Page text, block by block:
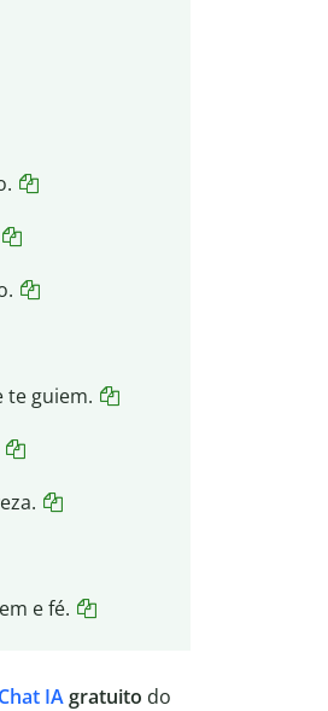
te guiem.
e fé.
Chat IAgratuito do